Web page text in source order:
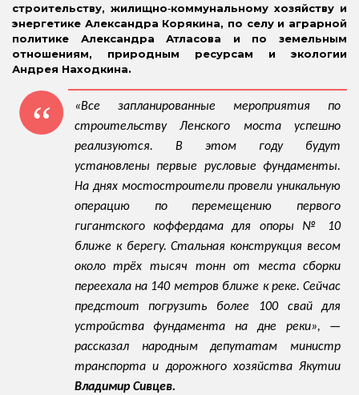
строительству, жилищно‑коммунальному хозяйству и
энергетике Александра Корякина, по селу и аграрной
политике Александра Атласова и по земельным
отношениям, природным ресурсам и экологии
Андрея Находкина.
«Все запланированные мероприятия по
строительству Ленского моста успешно
реализуются. В этом году будут
установлены первые русловые фундаменты.
На днях мостостроители провели уникальную
операцию по перемещению первого
гигантского коффердама для опоры № 10
ближе к берегу. Стальная конструкция весом
около трёх тысяч тонн от места сборки
переехала на 140 метров ближе к реке. Сейчас
предстоит погрузить более 100 свай для
устройства фундамента на дне реки», —
рассказал народным депутатам министр
транспорта и дорожного хозяйства Якутии
Владимир Сивцев.